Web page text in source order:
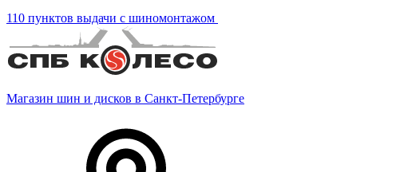
110 пунктов выдачи с шиномонтажом
Магазин шин и дисков в Санкт-Петербурге